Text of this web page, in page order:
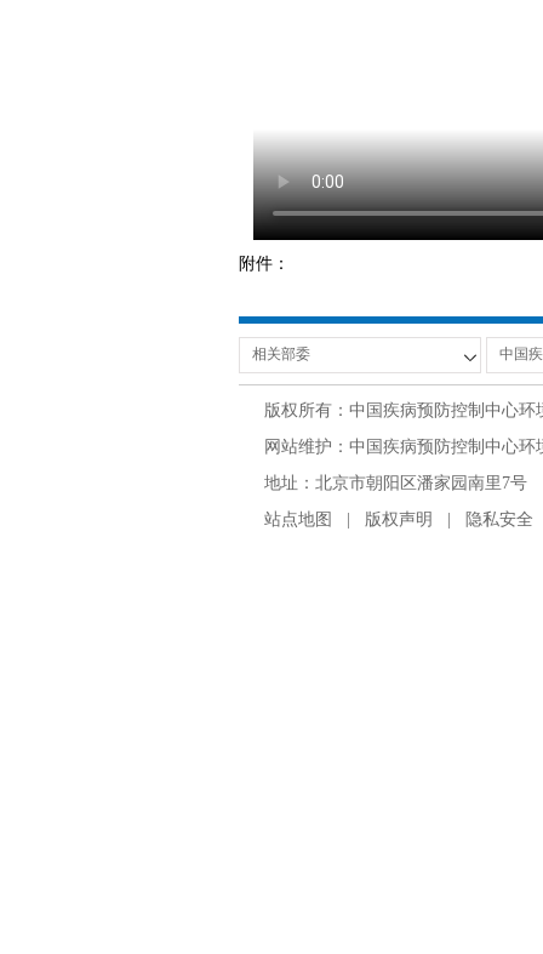
附件：
版权所有：中国疾病预防控制中心环
网站维护：中国疾病预防控制中心
地址：北京市朝阳区潘家园南里7号
站点地图
版权声明 隐私安全